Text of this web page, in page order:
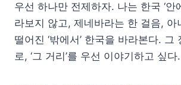
우선 하나만 전제하자. 나는 한국 ‘안
라보지 않고, 제네바라는 한 걸음, 아
떨어진 ‘밖에서’ 한국을 바라본다. 그
로, ‘그 거리’를 우선 이야기하고 싶다.